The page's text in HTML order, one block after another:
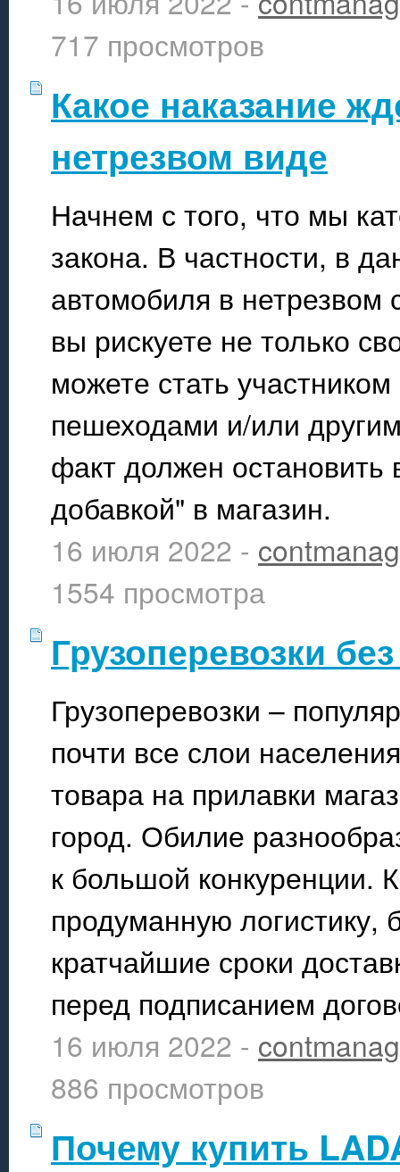
717 просмотров
Какое наказание
нетрезвом виде
Начнем с того, что мы
закона. В частности, в
автомобиля в нетрезвом
вы рискуете не только
можете стать
пешеходами и/или
факт должен остановить
добавкой" в магазин.
16 июля 2022 -
1554 просмотра
Грузоперевозки
Грузоперевозки –
почти все слои
товара на прилавки
город. Обилие
к большой конкуренции.
продуманную логистику,
кратчайшие сроки
перед подписанием
16 июля 2022 -
886 просмотров
Почему купить